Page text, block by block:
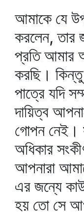
আমাকে যে
করলেন, তার
প্রতি আমার
করছি।
পাত্রে যদি
দায়িত্ব
গোপন নেই।
অধিকার
আপনারা
এর জন্যে
হয় তো সে